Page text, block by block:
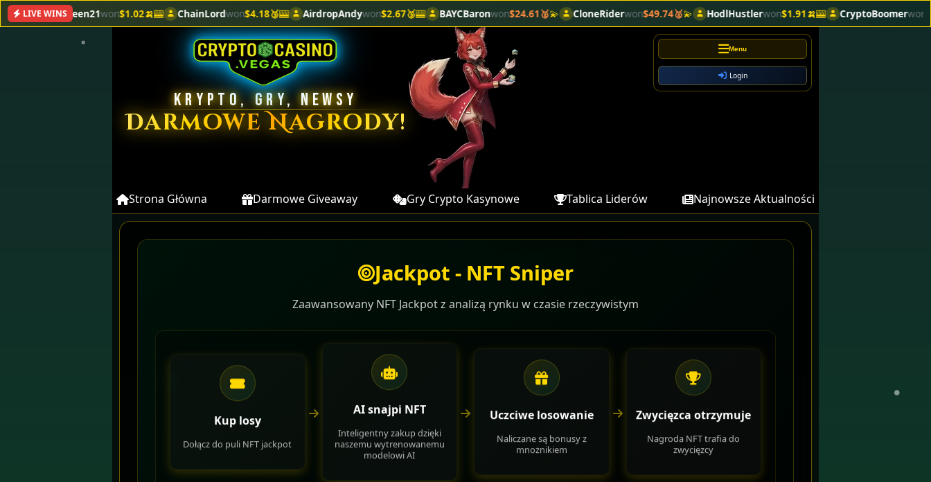
LIVE WINS
won$1.02🍌🎰 ChainLordwon$4.18🥉🎰 AirdropAndywon$2.67🥉🎰 BAYCBaronwon$24.61🥈💫 CloneRiderwon$49.74🥈💫 HodlHustlerwon$1.91🍌🎰 CryptoBoomerwon$2.08🥉🎰
KRYPTO, GRY, NEWSY
Darmowe Nagrody!
Menu
Login
Strona Główna Darmowe Giveaway Gry Crypto Kasynowe Tablica Liderów Najnowsze Aktualności
Jackpot - NFT Sniper
Zaawansowany NFT Jackpot z analizą rynku w czasie rzeczywistym
Kup losy
Dołącz do puli NFT jackpot
AI snajpi NFT
Inteligentny zakup dzięki
naszemu wytrenowanemu
modelowi AI
Uczciwe losowanie
Naliczane są bonusy z
mnożnikiem
Zwycięzca otrzymuje
Nagroda NFT trafia do
zwycięzcy